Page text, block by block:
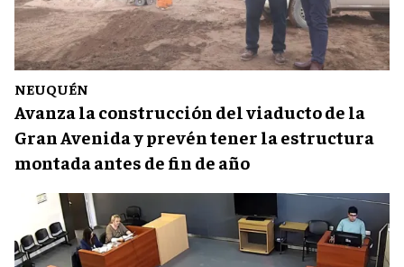
NEUQUÉN
Avanza la construcción del viaducto de la
Gran Avenida y prevén tener la estructura
montada antes de fin de año